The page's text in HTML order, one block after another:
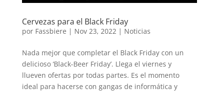
Cervezas para el Black Friday
por Fassbiere | Nov 23, 2022 | Noticias
Nada mejor que completar el Black Friday con un
delicioso ‘Black-Beer Friday’. Llega el viernes y
llueven ofertas por todas partes. Es el momento
ideal para hacerse con gangas de informática y